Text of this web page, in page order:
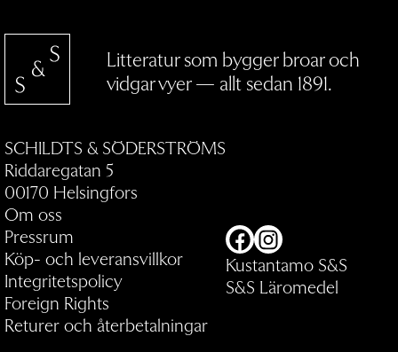
Litteratur som bygger broar och
vidgar vyer — allt sedan 1891.
SCHILDTS & SÖDERSTRÖMS
Riddaregatan 5
00170 Helsingfors
Om oss
Pressrum
Köp- och leveransvillkor
Integritetspolicy
Foreign Rights
Returer och återbetalningar
Facebook
Instagram
Kustantamo S&S
S&S Läromedel